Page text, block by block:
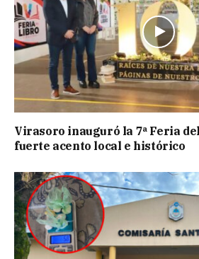
Virasoro inauguró la 7ª Feria
fuerte acento local e histórico